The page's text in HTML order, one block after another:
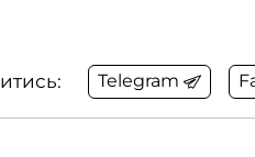
Telegram